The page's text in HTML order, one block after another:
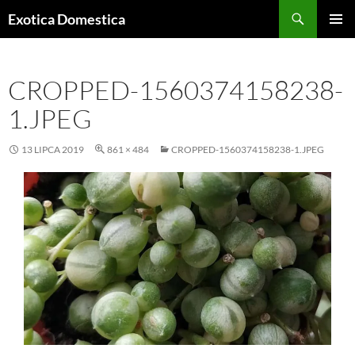
doExotica Domestica
CROPPED-1560374158238-
1.JPEG
13 LIPCA 2019 861 × 484 CROPPED-1560374158238-1.JPEG